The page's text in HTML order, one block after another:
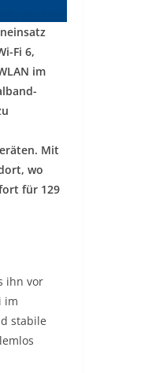
Fi 6,
im
Mit
wo
für 129
ihn vor
im
stabile